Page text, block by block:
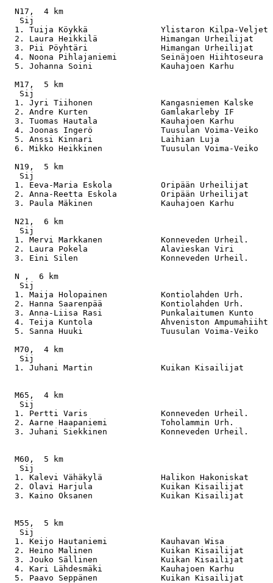
  N17,  4 km
Sij
1. Tuija Köykkä               Ylistaron Kilpa-Veljet
2. Laura Heikkilä             Himangan Urheilijat
3. Pii Pöyhtäri               Himangan Urheilijat
4. Noona Pihlajaniemi         Seinäjoen Hiihtoseura
5. Johanna Soini              Kauhajoen Karhu
  M17,  5 km
Sij
1. Jyri Tiihonen              Kangasniemen Kalske
2. Andre Kurten               Gamlakarleby IF
3. Tuomas Hautala             Kauhajoen Karhu
4. Joonas Ingerö              Tuusulan Voima-Veiko
5. Anssi Kinnari              Laihian Luja
6. Mikko Heikkinen            Tuusulan Voima-Veiko
  N19,  5 km
Sij
1. Eeva-Maria Eskola          Oripään Urheilijat
2. Anna-Reetta Eskola         Oripään Urheilijat
3. Paula Mäkinen              Kauhajoen Karhu
  N21,  6 km
Sij
1. Mervi Markkanen            Konneveden Urheil.
2. Laura Pokela               Alavieskan Viri
3. Eini Silen                 Konneveden Urheil.
  N ,  6 km
Sij
1. Maija Holopainen           Kontiolahden Urh.
2. Hanna Saarenpää            Kontiolahden Urh.
3. Anna-Liisa Rasi            Punkalaitumen Kunto
4. Teija Kuntola              Ahveniston Ampumahiiht
5. Sanna Huuki                Tuusulan Voima-Veiko
  M70,  4 km
Sij
1. Juhani Martin              Kuikan Kisailijat
  M65,  4 km
Sij
1. Pertti Varis               Konneveden Urheil.
2. Aarne Haapaniemi           Toholammin Urh.
3. Juhani Siekkinen           Konneveden Urheil.
  M60,  5 km
Sij
1. Kalevi Vähäkylä            Halikon Hakoniskat
2. Olavi Harjula              Kuikan Kisailijat
3. Kaino Oksanen              Kuikan Kisailijat
  M55,  5 km
Sij
1. Keijo Hautaniemi           Kauhavan Wisa
2. Heino Malinen              Kuikan Kisailijat
3. Jouko Sällinen             Kuikan Kisailijat
4. Kari Lähdesmäki            Kauhajoen Karhu
5. Paavo Seppänen             Kuikan Kisailijat